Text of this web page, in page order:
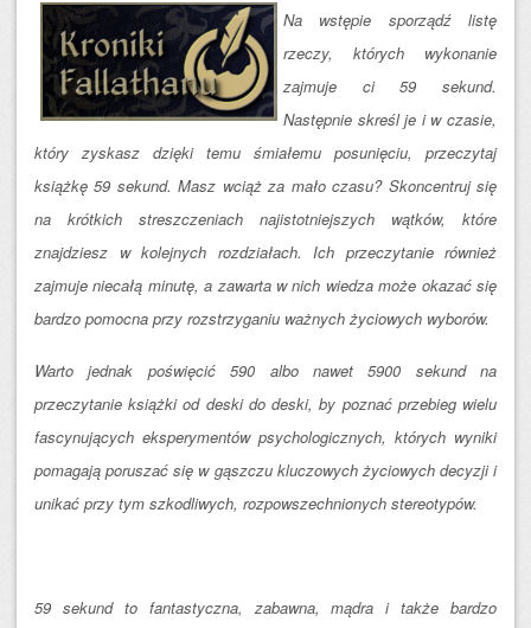
Na wstępie sporządź listę
rzeczy, których wykonanie
zajmuje ci 59 sekund.
Następnie skreśl je i w czasie,
który zyskasz dzięki temu śmiałemu posunięciu, przeczytaj
książkę 59 sekund. Masz wciąż za mało czasu? Skoncentruj się
na krótkich streszczeniach najistotniejszych wątków, które
znajdziesz w kolejnych rozdziałach. Ich przeczytanie również
zajmuje niecałą minutę, a zawarta w nich wiedza może okazać się
bardzo pomocna przy rozstrzyganiu ważnych życiowych wyborów.
Warto jednak poświęcić 590 albo nawet 5900 sekund na
przeczytanie książki od deski do deski, by poznać przebieg wielu
fascynujących eksperymentów psychologicznych, których wyniki
pomagają poruszać się w gąszczu kluczowych życiowych decyzji i
unikać przy tym szkodliwych, rozpowszechnionych stereotypów.
59 sekund to fantastyczna, zabawna, mądra i także bardzo